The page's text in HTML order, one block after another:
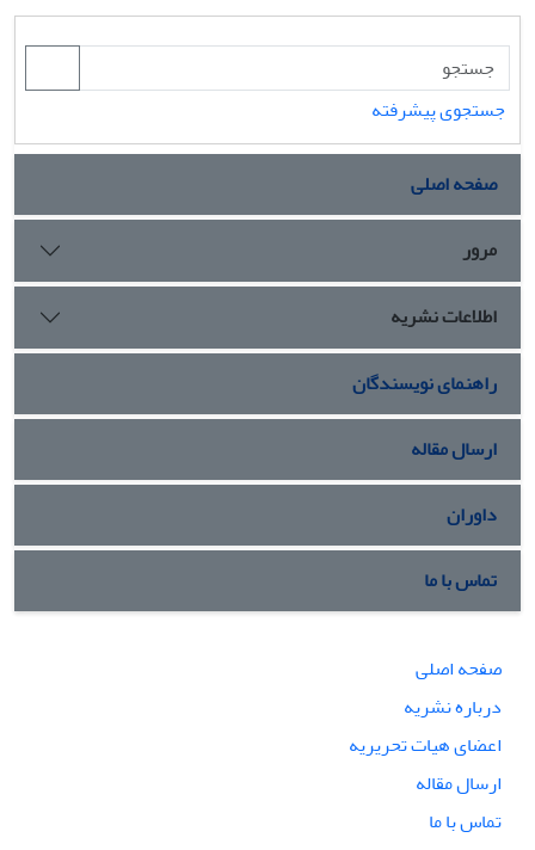
جستجوی پیشرفته
صفحه اصلی
مرور
اطلاعات نشریه
راهنمای نویسندگان
ارسال مقاله
داوران
تماس با ما
صفحه اصلی
درباره نشریه
اعضای هیات تحریریه
ارسال مقاله
تماس با ما